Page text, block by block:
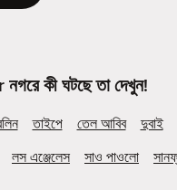
কী ঘটছে তা দেখুন!
তাইপে তেল আবিব দুবাই
লস এঞ্জেলেস সাও পাওলো